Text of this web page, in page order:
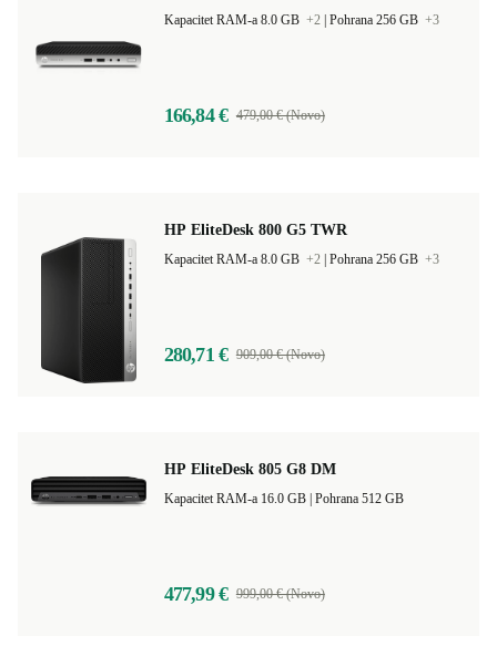
Kapacitet RAM-a 8.0 GB +2 Pohrana 256 GB +3
166,84 € 479,00 € (Novo)
HP EliteDesk 800 G5 TWR
Kapacitet RAM-a 8.0 GB +2 Pohrana 256 GB +3
280,71 € 909,00 € (Novo)
HP EliteDesk 805 G8 DM
Pohrana 512 GB
477,99 € 999,00 € (Novo)